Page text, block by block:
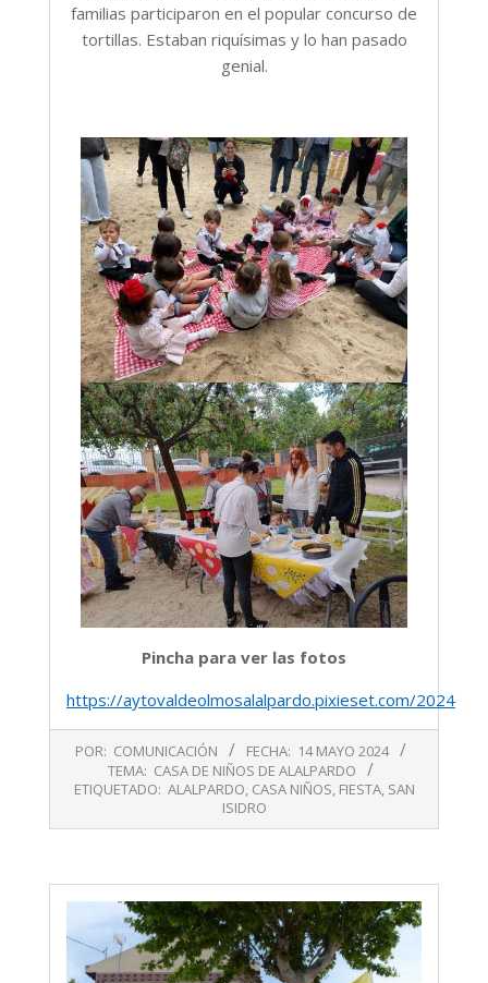
familias participaron en el popular concurso de
tortillas. Estaban riquísimas y lo han pasado
genial.
Pincha para ver las fotos
https://aytovaldeolmosalalpardo.pixieset.com/
POR: COMUNICACIÓN FECHA: 14 MAYO 2024
TEMA: CASA DE NIÑOS DE ALALPARDO
ETIQUETADO: ALALPARDO, CASA NIÑOS, FIESTA, SAN
ISIDRO